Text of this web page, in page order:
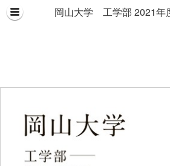
岡山大学 工学部 2021年